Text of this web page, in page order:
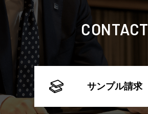
CONTACT
サンプル請求